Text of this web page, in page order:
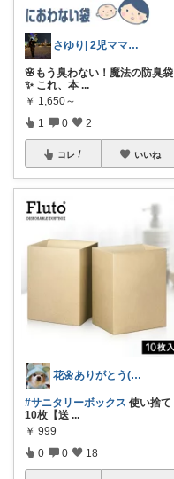
さゆり| 2児ママお買い物メモ🧸
🌸もう臭わない！魔法の防臭袋
✨ これ、本 ...
￥ 1,650～
1 0 2
コレ いいね
花🌼ありがとう(*･ω･)*_ _)ﾍ
#サニタリーボックス 使い捨て
10枚【送 ...
￥ 999
0 0 18